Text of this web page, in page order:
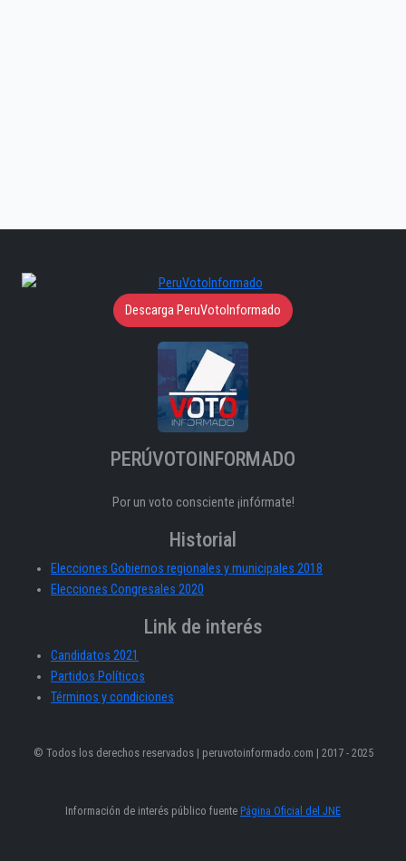
Descarga PeruVotoInformado
PERÚVOTOINFORMADO
Por un voto consciente ¡infórmate!
Historial
Elecciones Gobiernos regionales y municipales 2018
Elecciones Congresales 2020
Link de interés
Candidatos 2021
Partidos Políticos
Términos y condiciones
© Todos los derechos reservados | peruvotoinformado.com | 2017 - 2025
Información de interés público fuente Página Oficial del JNE